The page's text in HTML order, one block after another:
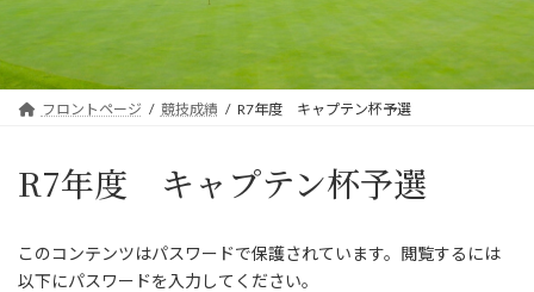
フロントページ 競技成績 R7年度 キャプテン杯予選
R7年度 キャプテン杯予選
このコンテンツはパスワードで保護されています。閲覧するには
以下にパスワードを入力してください。